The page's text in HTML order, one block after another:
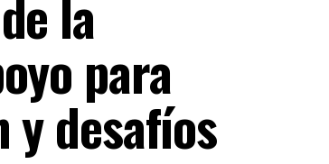
la
para
desafíos